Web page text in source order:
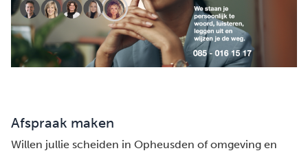
Afspraak maken
Willen jullie scheiden in Opheusden of omgeving en